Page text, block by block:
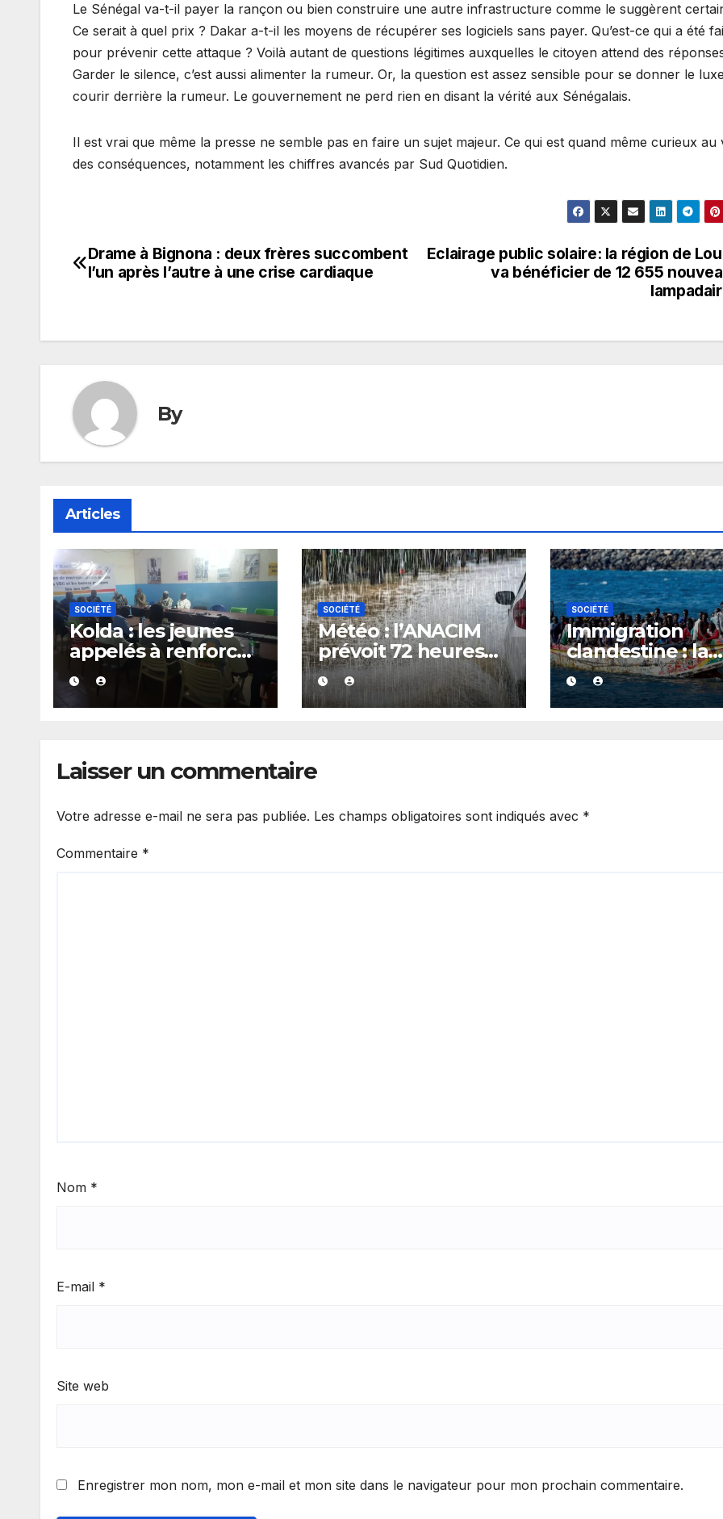
Le Sénégal va-t-il payer la rançon ou bien construire une autre infrastructure comme le suggèrent
Ce serait à quel prix ? Dakar a-t-il les moyens de récupérer ses logiciels sans payer. Qu’est-ce qui a été
pour prévenir cette attaque ? Voilà autant de questions légitimes auxquelles le citoyen attend des
Garder le silence, c’est aussi alimenter la rumeur. Or, la question est assez sensible pour se donner le
courir derrière la rumeur. Le gouvernement ne perd rien en disant la vérité aux Sénégalais.
Il est vrai que même la presse ne semble pas en faire un sujet majeur. Ce qui est quand même curieux au
des conséquences, notamment les chiffres avancés par Sud Quotidien.
Navigation
Eclairage public solaire: la région de
va bénéficier de 12 655
Drame à Bignona : deux frères succombent
l’un après l’autre à une crise cardiaque
By
Articles
SOCIÉTÉ
Kolda : les jeunes
appelés à renforcer
les actions
communautaires
pendant les
SOCIÉTÉ
Météo : l’ANACIM
prévoit 72 heures
de pluies et
d’orages sur
plusieurs régions
SOCIÉTÉ
Immigration
clandestine : la
Gambie devient
nouveau point
départ de la
Laisser un commentaire
Votre adresse e-mail ne sera pas publiée. Les champs obligatoires sont indiqués avec *
Commentaire *
Nom *
E-mail *
Site web
Enregistrer mon nom, mon e-mail et mon site dans le navigateur pour mon prochain commentaire.